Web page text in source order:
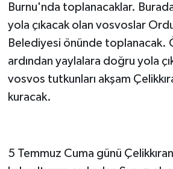
Burnu'nda toplanacaklar.
yola çıkacak olan vosvoslar
Belediyesi önünde toplanacak.
ardından yaylalara doğru yola
vosvos tutkunları akşam
kuracak.
5 Temmuz Cuma günü